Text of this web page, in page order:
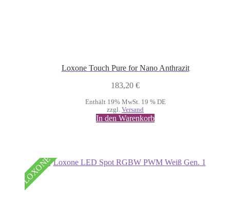
Loxone Touch Pure for Nano Anthrazit
183,20 €
Enthält 19% MwSt. 19 % DE
zzgl. Versand
In den Warenkorb
LOXONE